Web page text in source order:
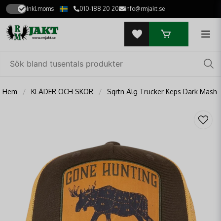
Inkl.moms 010-188 20 20 info@rmjakt.se
Hem KLÄDER OCH SKOR Sqrtn Älg Trucker Keps Dark Mash